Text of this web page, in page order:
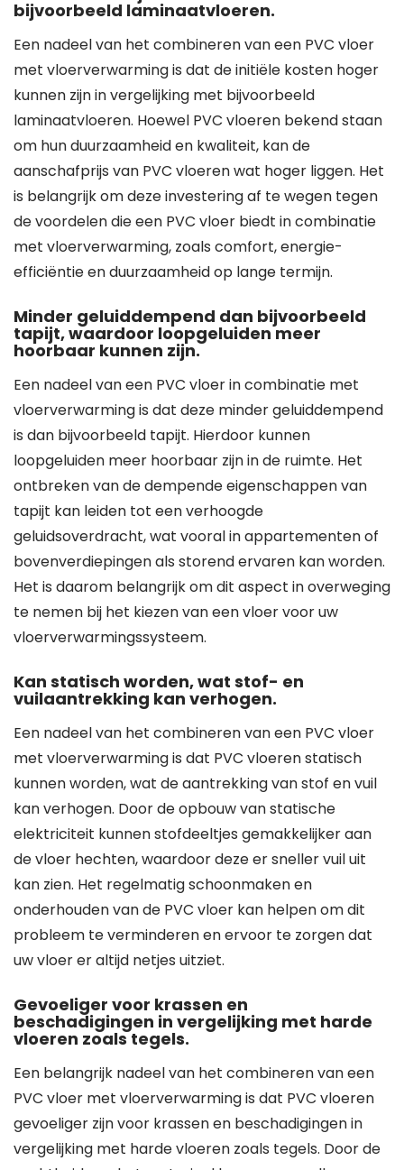
bijvoorbeeld laminaatvloeren.
Een nadeel van het combineren van een PVC vloer
met vloerverwarming is dat de initiële kosten hoger
kunnen zijn in vergelijking met bijvoorbeeld
laminaatvloeren. Hoewel PVC vloeren bekend staan
om hun duurzaamheid en kwaliteit, kan de
aanschafprijs van PVC vloeren wat hoger liggen. Het
is belangrijk om deze investering af te wegen tegen
de voordelen die een PVC vloer biedt in combinatie
met vloerverwarming, zoals comfort, energie-
efficiëntie en duurzaamheid op lange termijn.
Minder geluiddempend dan bijvoorbeeld
tapijt, waardoor loopgeluiden meer
hoorbaar kunnen zijn.
Een nadeel van een PVC vloer in combinatie met
vloerverwarming is dat deze minder geluiddempend
is dan bijvoorbeeld tapijt. Hierdoor kunnen
loopgeluiden meer hoorbaar zijn in de ruimte. Het
ontbreken van de dempende eigenschappen van
tapijt kan leiden tot een verhoogde
geluidsoverdracht, wat vooral in appartementen of
bovenverdiepingen als storend ervaren kan worden.
Het is daarom belangrijk om dit aspect in overweging
te nemen bij het kiezen van een vloer voor uw
vloerverwarmingssysteem.
Kan statisch worden, wat stof- en
vuilaantrekking kan verhogen.
Een nadeel van het combineren van een PVC vloer
met vloerverwarming is dat PVC vloeren statisch
kunnen worden, wat de aantrekking van stof en vuil
kan verhogen. Door de opbouw van statische
elektriciteit kunnen stofdeeltjes gemakkelijker aan
de vloer hechten, waardoor deze er sneller vuil uit
kan zien. Het regelmatig schoonmaken en
onderhouden van de PVC vloer kan helpen om dit
probleem te verminderen en ervoor te zorgen dat
uw vloer er altijd netjes uitziet.
Gevoeliger voor krassen en
beschadigingen in vergelijking met harde
vloeren zoals tegels.
Een belangrijk nadeel van het combineren van een
PVC vloer met vloerverwarming is dat PVC vloeren
gevoeliger zijn voor krassen en beschadigingen in
vergelijking met harde vloeren zoals tegels. Door de